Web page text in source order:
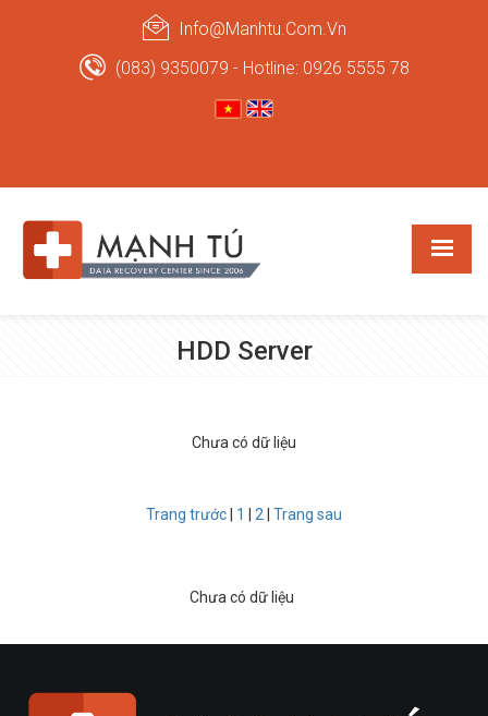
Info@manhtu.com.vn
(083) 9350079 - Hotline: 0926 5555 78
HDD Server
Chưa có dữ liệu
Trang trước 1 2 Trang sau
Chưa có dữ liệu